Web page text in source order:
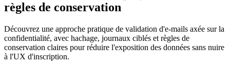
règles de conservation
Découvrez une approche pratique de validation d'e-mails axée sur la
confidentialité, avec hachage, journaux ciblés et règles de
conservation claires pour réduire l'exposition des données sans nuire
à l'UX d'inscription.